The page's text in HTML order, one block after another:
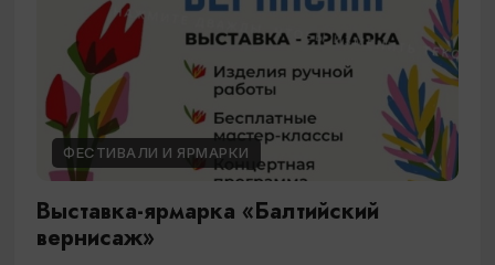
ФЕСТИВАЛИ И ЯРМАРКИ
Выставка-ярмарка «Балтийский
вернисаж»